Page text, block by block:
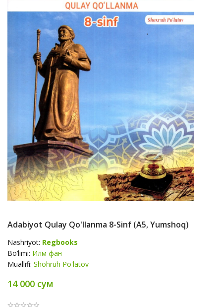
Adabiyot Qulay Qo'llanma 8-Sinf (А5, Yumshoq)
Nashriyot: Regbooks
Bo‘limi: Илм фан
Muallifi: Shohruh Po'latov
14 000 сум